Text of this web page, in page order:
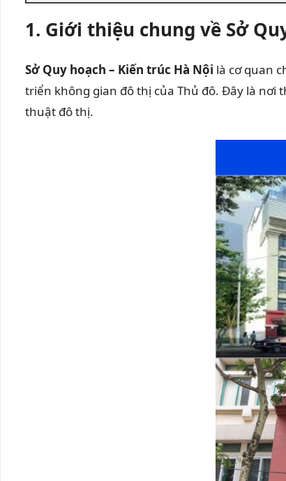
1. Giới thiệu chung về Sở
Sở Quy hoạch – Kiến trúc Hà Nội là cơ quan
triển không gian đô thị của Thủ đô. Đây là nơi
thuật đô thị.